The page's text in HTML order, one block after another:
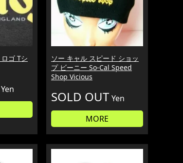
ゴ Tシ
Yen
ソー キャル スピード ショッ
プ ビーニー So-Cal Speed
Shop Vicious
SOLD OUT Yen
MORE